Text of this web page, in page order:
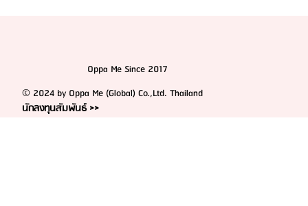
Oppa Me Since 2017
© 2024 by Oppa Me (Global) Co.,Ltd. Thailand
นักลงทุนสัมพันธ์ >>